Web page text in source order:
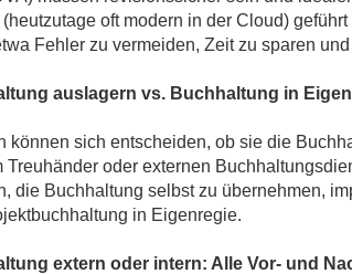
(heutzutage oft modern in der Cloud)
Fehler zu vermeiden, Zeit zu sparen
auslagern vs. Buchhaltung in
können sich entscheiden, ob sie die
Treuhänder oder externen
die Buchhaltung selbst zu übernehmen,
in Eigenregie.
extern oder intern: Alle Vor- und